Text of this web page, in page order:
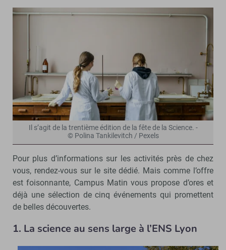
Il s’agit de la trentième édition de la fête de la Science. -
© Polina Tankilevitch / Pexels
Pour plus d’informations sur les activités près de chez
vous, rendez-vous sur le site dédié. Mais comme l’offre
est foisonnante, Campus Matin vous propose d’ores et
déjà une sélection de cinq événements qui promettent
de belles découvertes.
1. La science au sens large à l’ENS Lyon